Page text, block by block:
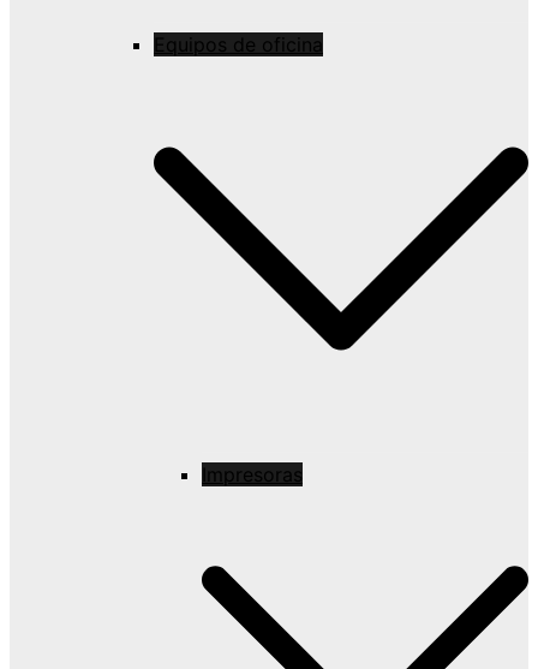
Equipos de oficina
Impresoras